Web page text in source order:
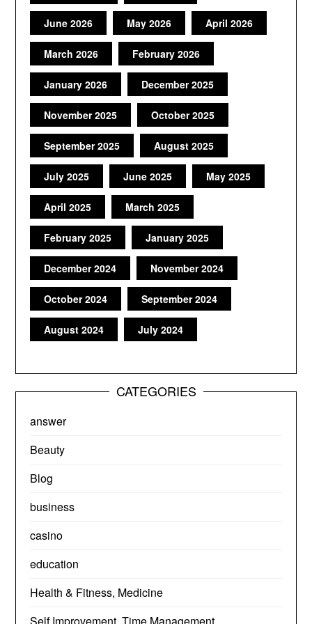
June 2026 May 2026 April 2026
March 2026 February 2026
January 2026 December 2025
November 2025 October 2025
September 2025 August 2025
July 2025 June 2025 May 2025
April 2025 March 2025
February 2025 January 2025
December 2024 November 2024
October 2024 September 2024
August 2024 July 2024
CATEGORIES
answer
Beauty
Blog
business
casino
education
Health & Fitness, Medicine